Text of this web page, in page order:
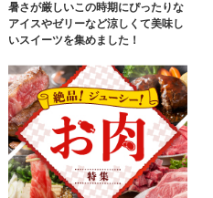
暑さが厳しいこの時期にぴったりな
アイスやゼリーなど涼しくて美味し
いスイーツを集めました！